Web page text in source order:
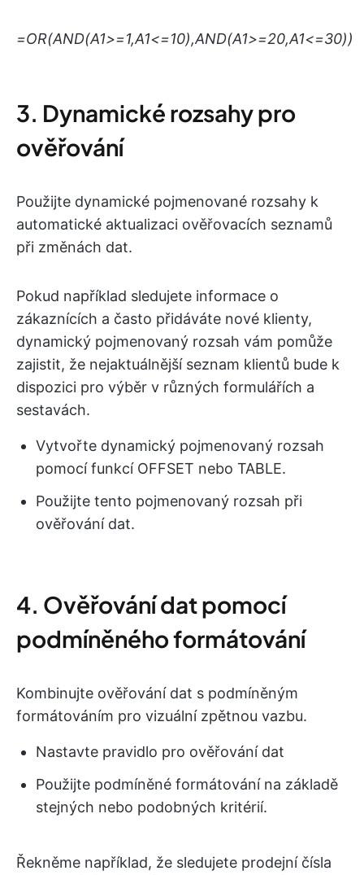
=OR(AND(A1>=1,A1<=10),AND(A1>=20,A1<=30))
3. Dynamické rozsahy pro
ověřování
Použijte dynamické pojmenované rozsahy k
automatické aktualizaci ověřovacích seznamů
při změnách dat.
Pokud například sledujete informace o
zákaznících a často přidáváte nové klienty,
dynamický pojmenovaný rozsah vám pomůže
zajistit, že nejaktuálnější seznam klientů bude k
dispozici pro výběr v různých formulářích a
sestavách.
Vytvořte dynamický pojmenovaný rozsah
pomocí funkcí OFFSET nebo TABLE.
Použijte tento pojmenovaný rozsah při
ověřování dat.
4. Ověřování dat pomocí
podmíněného formátování
Kombinujte ověřování dat s podmíněným
formátováním pro vizuální zpětnou vazbu.
Nastavte pravidlo pro ověřování dat
Použijte podmíněné formátování na základě
stejných nebo podobných kritérií.
Řekněme například, že sledujete prodejní čísla